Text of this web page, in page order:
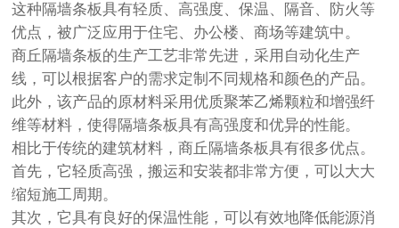
这种隔墙条板具有轻质、高强度、保温、隔音、防火等
优点，被广泛应用于住宅、办公楼、商场等建筑中。
商丘隔墙条板的生产工艺非常先进，采用自动化生产
线，可以根据客户的需求定制不同规格和颜色的产品。
此外，该产品的原材料采用优质聚苯乙烯颗粒和增强纤
维等材料，使得隔墙条板具有高强度和优异的性能。
相比于传统的建筑材料，商丘隔墙条板具有很多优点。
首先，它轻质高强，搬运和安装都非常方便，可以大大
缩短施工周期。
其次，它具有良好的保温性能，可以有效地降低能源消